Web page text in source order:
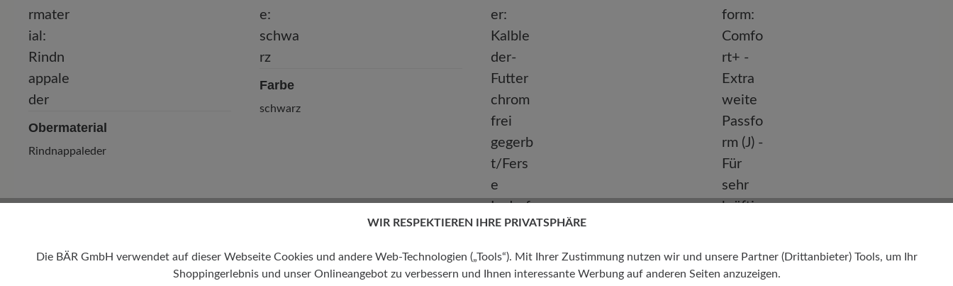
kundenbetreuung@baer-schuhe.de
Telefon: 0800 51 65 65 56 (gebührenfrei)
Obermaterial
Rindnappaleder
Farbe
schwarz
Futter
Kalbleder-Futter chromfrei
Passform
Comfort+ - Extraweite Passform (J) - Für
WIR RESPEKTIEREN IHRE PRIVATSPHÄRE
Die BÄR GmbH verwendet auf dieser Webseite Cookies und andere Web-Technologien („Tools“). Mit Ihrer Zustimmung nutzen wir und unsere Partner (Drittanbieter) Tools, um Ihr
Shoppingerlebnis und unser Onlineangebot zu verbessern und Ihnen interessante Werbung auf anderen Seiten anzuzeigen.